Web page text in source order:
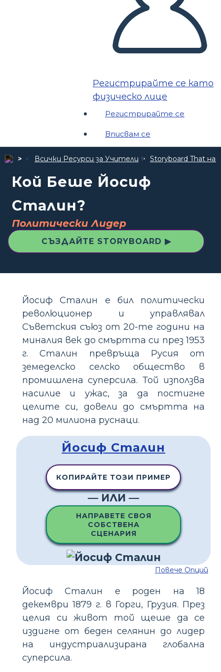
Регистрирайте се като
физическо лице
Регистрирайте се
Вписвам се
Всички Ресурси за Учители Storyboard That
Кой Беше Йосиф
Сталин?
Политически Лидер
СЪЗДАЙТЕ STORYBOARD ▶
Йосиф Сталин е бил политически
революционер и управлявал
Съветския съюз от 20-те години на
миналия век до смъртта си през 1953
г. Сталин превръща Русия от
земеделско селско общество в
промишлена суперсила. Той използва
насилие и ужас, за да постигне
целите си, довели до смъртта на
над 20 милиона руснаци.
Йосиф Сталин
КОПИРАЙТЕ ТОЗИ ПРИМЕР
— ИЛИ —
НАПРАВЕТЕ СВОЯ
СОБСТВЕНА
СЦЕНАРИЯ
Повече Опций
Йосиф Сталин е роден на 18
декември 1879 г. в Горги, Грузия. През
целия си живот той щеше да се
издигне от беден селянин до лидер
на индустриализирана глобална
суперсила.